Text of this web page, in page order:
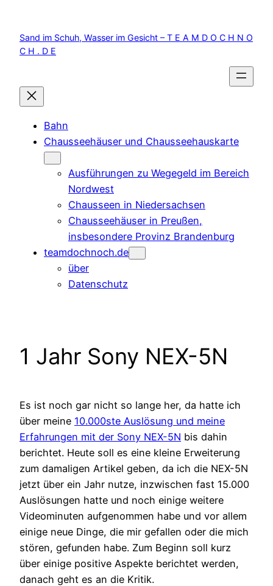
springen
Sand im Schuh, Wasser im Gesicht – T E A M D O C H N O
C H . D E
Bahn
Chausseehäuser und Chausseehauskarte
Ausführungen zu Wegegeld im Bereich
Nordwest
Chausseen in Niedersachsen
Chausseehäuser in Preußen,
insbesondere Provinz Brandenburg
teamdochnoch.de
über
Datenschutz
1 Jahr Sony NEX-5N
Es ist noch gar nicht so lange her, da hatte ich
über meine 10.000ste Auslösung und meine
Erfahrungen mit der Sony NEX-5N bis dahin
berichtet. Heute soll es eine kleine Erweiterung
zum damaligen Artikel geben, da ich die NEX-5N
jetzt über ein Jahr nutze, inzwischen fast 15.000
Auslösungen hatte und noch einige weitere
Videominuten aufgenommen habe und vor allem
einige neue Dinge, die mir gefallen oder die mich
stören, gefunden habe. Zum Beginn soll kurz
über einige positive Aspekte berichtet werden,
danach geht es an die Kritik.